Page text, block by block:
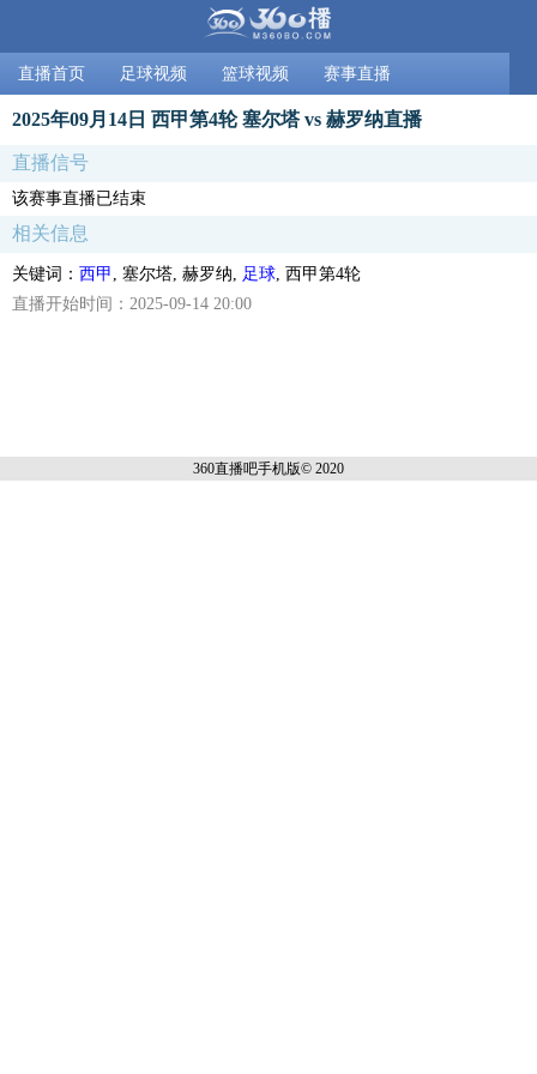
直播首页 足球视频 篮球视频 赛事直播
2025年09月14日 西甲第4轮 塞尔塔 vs 赫罗纳直播
直播信号
该赛事直播已结束
相关信息
关键词： 西甲 , 塞尔塔, 赫罗纳, 足球 , 西甲第4轮
直播开始时间：2025-09-14 20:00
360直播吧手机版© 2020